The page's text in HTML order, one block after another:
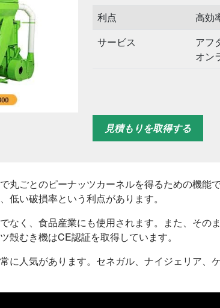
利点
高効
サービス
アフ
オン
見積もりを取得する
丸ごとのピーナッツカーネルを得るための機能
い破損率という利点があります。
なく、食品産業にも使用されます。また、その
むき機はCE認証を取得しています。
に人気があります。セネガル、ナイジェリア、